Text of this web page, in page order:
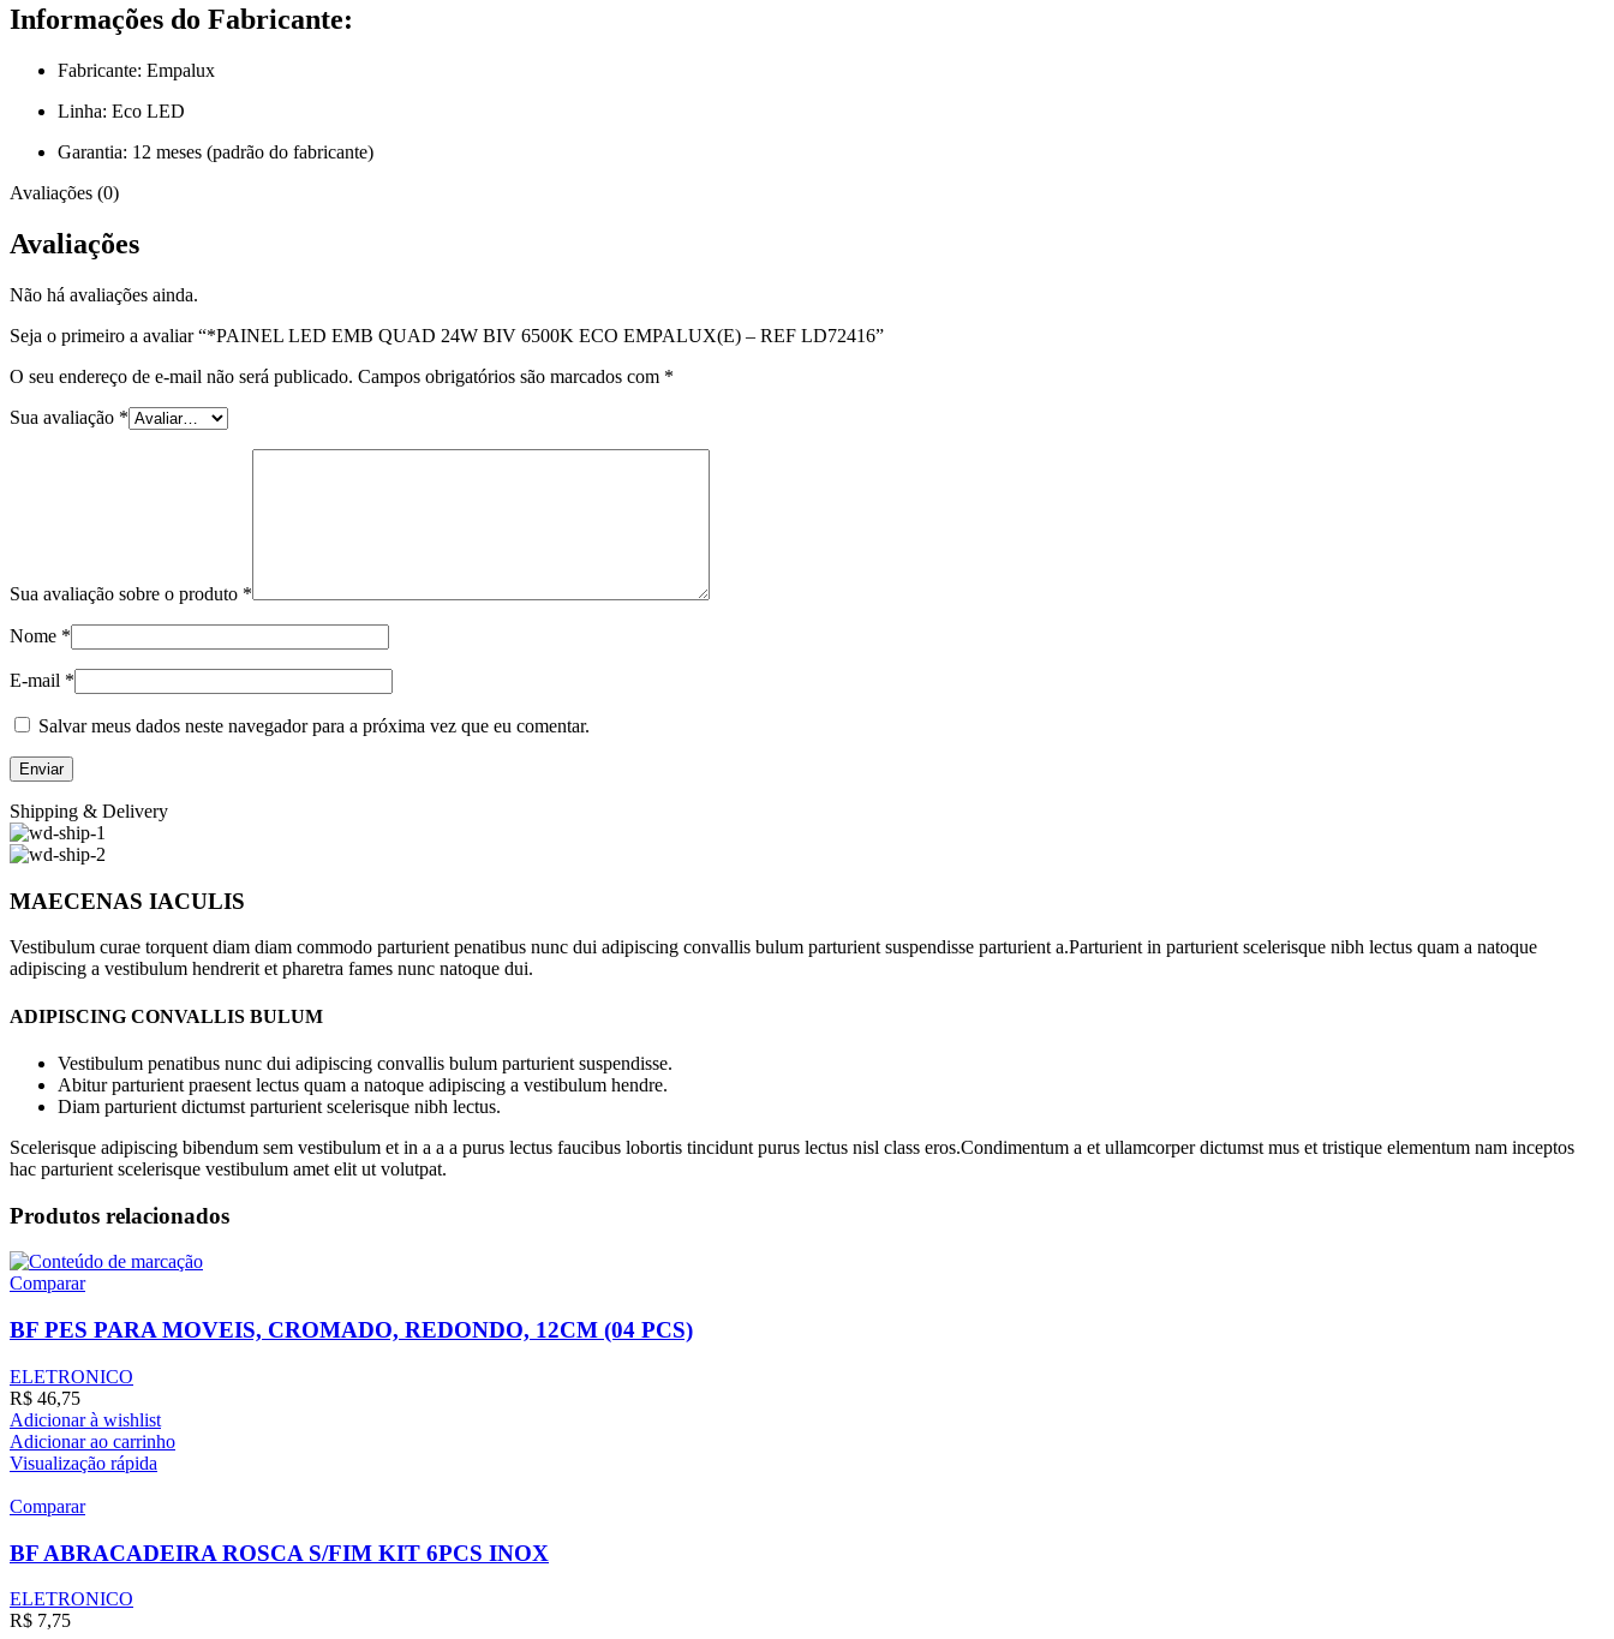
Informações do Fabricante:
Fabricante: Empalux
Linha: Eco LED
Garantia: 12 meses (padrão do fabricante)
Avaliações (0)
Avaliações
Não há avaliações ainda.
Seja o primeiro a avaliar “*PAINEL LED EMB QUAD 24W BIV 6500K ECO EMPALUX(E) – REF LD72416”
O seu endereço de e-mail não será publicado. Campos obrigatórios são marcados com *
Sua avaliação *
Sua avaliação sobre o produto *
Nome *
E-mail *
Salvar meus dados neste navegador para a próxima vez que eu comentar.
Shipping & Delivery
MAECENAS IACULIS
Vestibulum curae torquent diam diam commodo parturient penatibus nunc dui adipiscing convallis bulum parturient suspendisse parturient a.Parturient in parturient scelerisque nibh lectus quam a natoque
adipiscing a vestibulum hendrerit et pharetra fames nunc natoque dui.
ADIPISCING CONVALLIS BULUM
Vestibulum penatibus nunc dui adipiscing convallis bulum parturient suspendisse.
Abitur parturient praesent lectus quam a natoque adipiscing a vestibulum hendre.
Diam parturient dictumst parturient scelerisque nibh lectus.
Scelerisque adipiscing bibendum sem vestibulum et in a a a purus lectus faucibus lobortis tincidunt purus lectus nisl class eros.Condimentum a et ullamcorper dictumst mus et tristique elementum nam inceptos
hac parturient scelerisque vestibulum amet elit ut volutpat.
Produtos relacionados
Comparar
BF PES PARA MOVEIS, CROMADO, REDONDO, 12CM (04 PCS)
ELETRONICO
R$ 46,75
Adicionar à wishlist
Adicionar ao carrinho
Visualização rápida
Comparar
BF ABRACADEIRA ROSCA S/FIM KIT 6PCS INOX
ELETRONICO
R$ 7,75